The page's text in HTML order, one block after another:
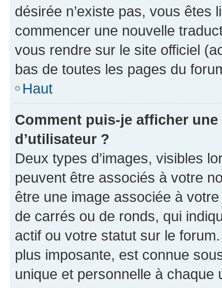
désirée n’existe pas, vous êtes
commencer une nouvelle
vous rendre sur le site officiel
bas de toutes les pages du
Haut
Comment puis-je afficher
d’utilisateur ?
Deux types d’images, visibles
peuvent être associés à votre
être une image associée à
de carrés ou de ronds, qui
actif ou votre statut sur le
plus imposante, est connue
unique et personnelle à chaque